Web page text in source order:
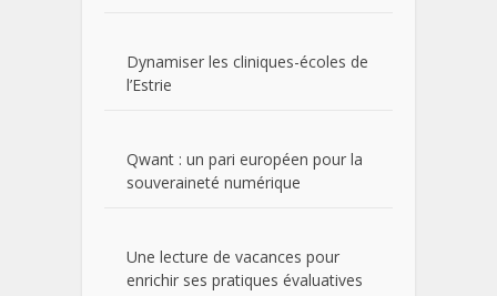
Dynamiser les cliniques-écoles de
l’Estrie
Qwant : un pari européen pour la
souveraineté numérique
Une lecture de vacances pour
enrichir ses pratiques évaluatives